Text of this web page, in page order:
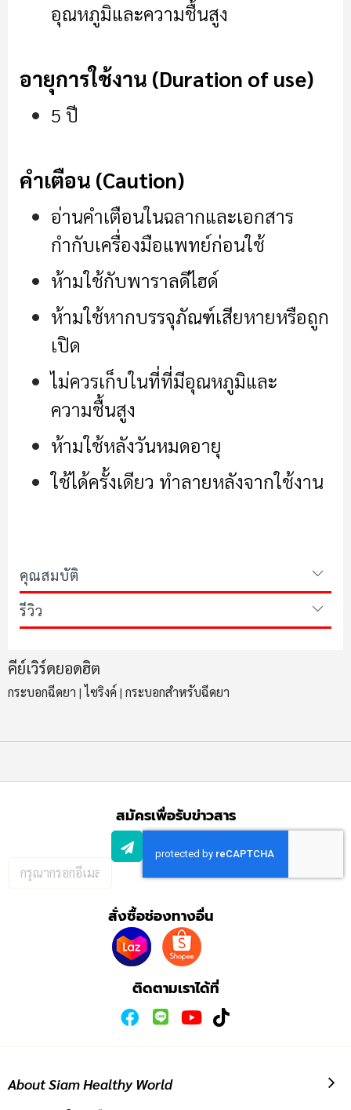
อุณหภูมิและความชื้นสูง
อายุการใช้งาน (Duration of use)
5 ปี
คำเตือน (Caution)
อ่านคำเตือนในฉลากและเอกสาร
กำกับเครื่องมือแพทย์ก่อนใช้
ห้ามใช้กับพาราลดีไฮด์
ห้ามใช้หากบรรจุภัณฑ์เสียหายหรือถูก
เปิด
ไม่ควรเก็บในที่ที่มีอุณหภูมิและ
ความชื้นสูง
ห้ามใช้หลังวันหมดอายุ
ใช้ได้ครั้งเดียว ทำลายหลังจากใช้งาน
คุณสมบัติ
รีวิว
คีย์เวิร์ดยอดฮิต
กระบอกฉีดยา |ไซริงค์ | กระบอกสำหรับฉีดยา
สมัครเพื่อรับข่าวสาร
กรอก
สั่งซื้อช่องทางอื่น
ติดตามเราได้ที่
About Siam Healthy World